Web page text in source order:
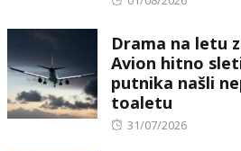
Drama na letu
Avion hitno
putnika našli
toaletu
Posted
31/07/2026